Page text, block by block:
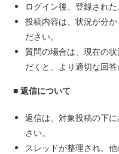
ログイン後、登録され
投稿内容は、状況が分
ださい。
質問の場合は、現在の
だくと、より適切な回答
■ 返信について
返信は、対象投稿の下
さい。
スレッドが整理され、